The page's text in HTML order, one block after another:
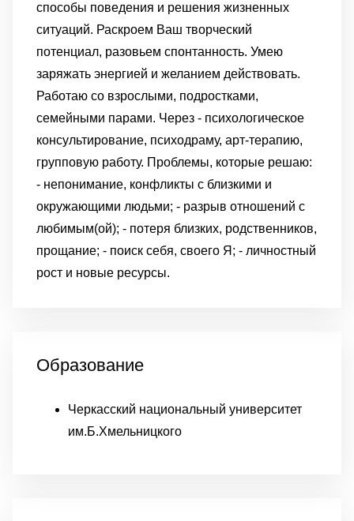
способы поведения и решения жизненных
ситуаций. Раскроем Ваш творческий
потенциал, разовьем спонтанность. Умею
заряжать энергией и желанием действовать.
Работаю со взрослыми, подростками,
семейными парами. Через - психологическое
консультирование, психодраму, арт-терапию,
групповую работу. Проблемы, которые решаю:
- непонимание, конфликты с близкими и
окружающими людьми; - разрыв отношений с
любимым(ой); - потеря близких, родственников,
прощание; - поиск себя, своего Я; - личностный
рост и новые ресурсы.
Образование
Черкасский национальный университет
им.Б.Хмельницкого